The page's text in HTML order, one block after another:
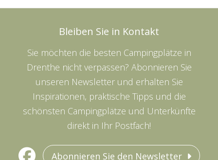
Bleiben Sie in Kontakt
Sie möchten die besten Campingplätze in
Drenthe nicht verpassen? Abonnieren Sie
unseren Newsletter und erhalten Sie
Inspirationen, praktische Tipps und die
schönsten Campingplätze und Unterkünfte
direkt in Ihr Postfach!
Abonnieren Sie den Newsletter